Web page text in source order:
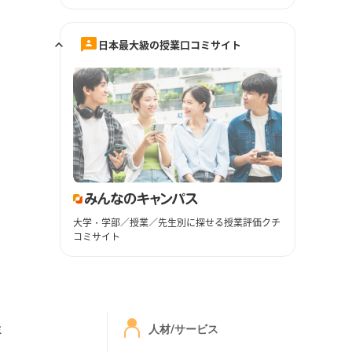
日本最大級の授業口コミサイト
大学・学部／授業／先生別に探せる授業評価クチ
コミサイト
人材/サービス